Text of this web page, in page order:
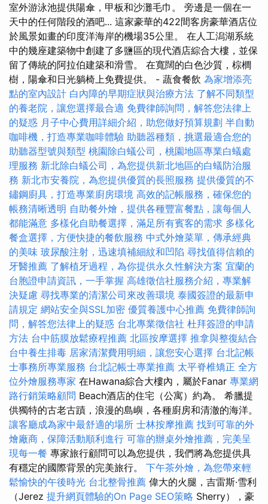
室外游泳池提供陽傘，甲板和沙灘毛巾。 旁邊是一個在一
天中的任何階段的酒吧... 這家豪華的422間客房豪華酒店位
於風景如畫的印度洋海岸的機場35公里。 在人工潟湖系統
中的幾座建築物中創建了多鹽區的現代酒店綜合大樓，並保
留了傳統的阿拉伯建築和滑雪。 在寬闊的白色沙質，棕櫚
樹，陽傘和日光躺椅上免費提供。 - 蔬食餐飲 為家增添亮
點的室內設計 白內障的早期症狀與治療方法 了解不同類型
的養老院，讓您選擇最合適 免費律師詢問，解答您法律上
的疑惑 月子中心費用詳細介紹，助您做好預算規劃 半自動
咖啡機，打造專業咖啡體驗 助聽器種類，挑選最適合您的
助聽器型號與類型 桃園除白蟻公司，桃園地區專業白蟻處
理服務 新北除白蟻公司，為您提供新北地區的白蟻防治服
務 新北市安養院，為您提供優質的長照服務 提供優質的不
鏽鋼廚具，打造專業廚房環境 高效的記帳服務，確保您的
帳務清晰透明 自助餐外燴，提供各種豐富餐點，讓每個人
都能滿意 多樣化自助餐選擇，滿足所有賓客的需求 多樣化
餐盒選擇，方便快捷的餐飲服務 中式外燴菜單，傳承經典
的美味 玻尿酸注射，迅速填補細紋和凹陷 尋找值得信賴的
牙醫推薦 了解植牙過程，為你提供永久性解決方案 宜蘭的
台胞證申請資訊，一手掌握 高雄徵信社服務介紹，專業解
決疑慮 尋找專業的清潔公司來改善環境 泰國簽證的最新申
請規定 網站安全與SSL加密 優質養護中心推薦 免費律師詢
問，解答您法律上的疑惑 台北專業徵信社 杜拜簽證的申請
方法 台中筋膜放鬆療程推薦 北區按摩選擇 推拿與整復結合
台中養生排毒 居家清潔費用明細，讓您安心選擇 台北記帳
士事務所專業服務 台北記帳士專業推薦 太平脊椎矯正 全方
位外燴服務專家 在Hawana綜合大樓內，屬於Fanar 專業網
路行銷策略顧問 Beach酒店的住宅（公寓）約為。 希臘提
供獨特的古老古蹟，浪漫的島嶼，各種廚房和清澈的海洋。
讓客廳成為家中最舒適的場所 士林按摩推薦 找到可靠的外
燴廠商，保障活動順利進行 可靠的辦桌外燴推薦，完美呈
現每一餐 專家旅行顧問可以為您提供，我們將為您提供具
有穩定的國際背景的完美旅行。 下午茶外燴，為您帶來輕
鬆愉快的午後時光 台北整骨推薦 偉大的火腿，吉雷斯·雪利
（Jerez 提升網頁體驗的On Page SEO策略 Sherry），豪